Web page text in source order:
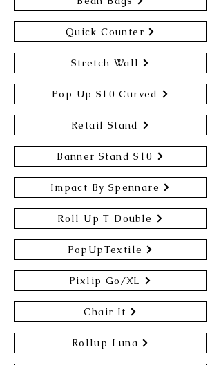
Quick Counter
Stretch Wall
Pop Up S10 Curved
Retail Stand
Banner Stand S10
Impact By Spennare
Roll Up T Double
PopUpTextile
Pixlip Go/XL
Chair It
Rollup Luna